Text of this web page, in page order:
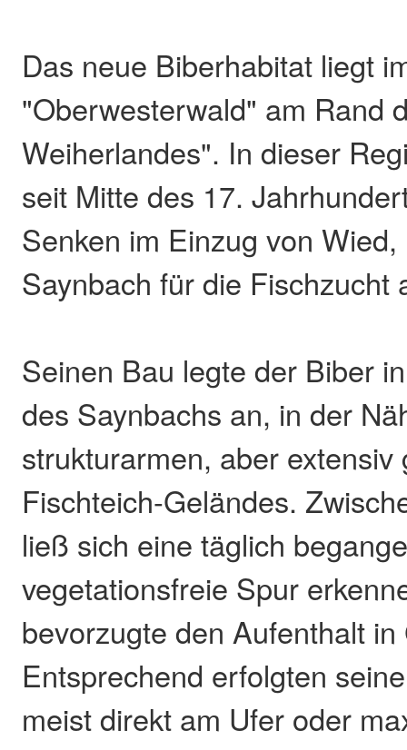
Das neue Biberhabitat liegt
"Oberwesterwald" am Rand
Weiherlandes". In dieser
seit Mitte des 17.
Senken im Einzug von
Saynbach für die Fischzucht
Seinen Bau legte der Biber
des Saynbachs an, in der
strukturarmen, aber extensiv
Fischteich-Geländes.
ließ sich eine täglich
vegetationsfreie Spur
bevorzugte den Aufenthalt
Entsprechend erfolgten
meist direkt am Ufer oder